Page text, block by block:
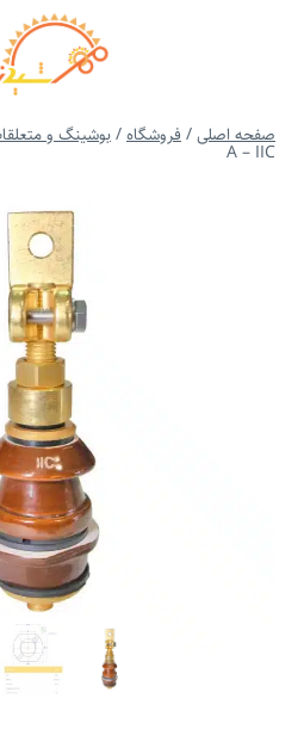
صفحه اصلی/فروشگاه/بوشینگ و
A – IIC